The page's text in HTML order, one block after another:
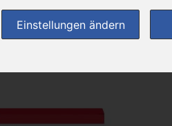
Einstellungen ändern